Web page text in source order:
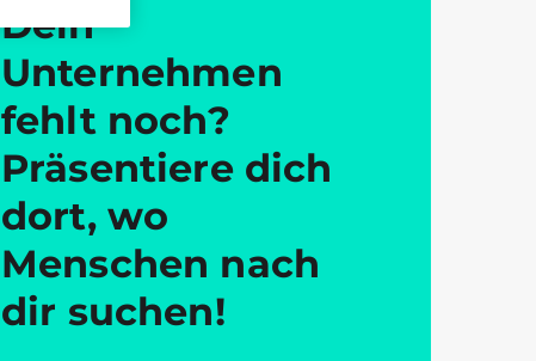
Dein
Unternehmen
fehlt noch?
Präsentiere dich
dort, wo
Menschen nach
dir suchen!